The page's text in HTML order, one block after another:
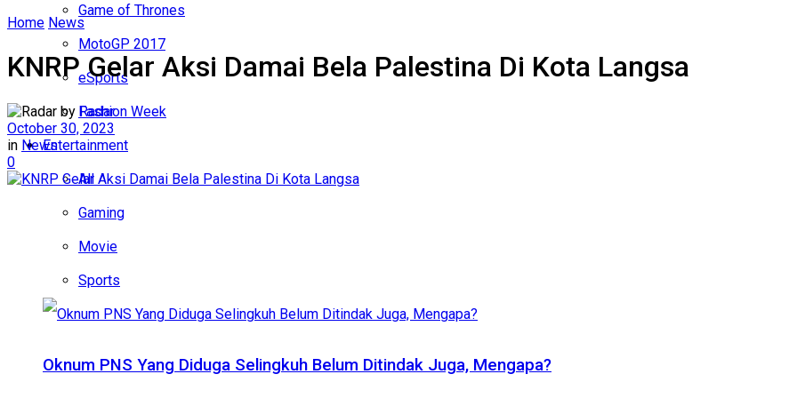
Game of Thrones
MotoGP 2017
eSports
Fashion Week
Entertainment
All
Gaming
Movie
Sports
Oknum PNS Yang Diduga Selingkuh Belum Ditindak Juga, Mengapa?
Home News
KNRP Gelar Aksi Damai Bela Palestina Di Kota Langsa
by Radar
October 30, 2023
in News
0